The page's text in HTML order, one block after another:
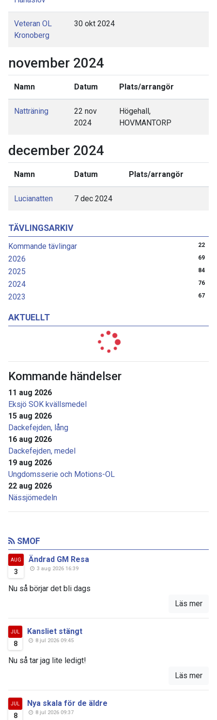
TÄVLINGSARKIV
Kommande tävlingar 22
2026 69
2025 84
2024 76
2023 67
AKTUELLT
Kommande händelser
11 aug 2026
Eksjö SOK kvällsmedel
15 aug 2026
Dackefejden, lång
16 aug 2026
Dackefejden, medel
19 aug 2026
Ungdomsserie och Motions-OL
22 aug 2026
Nässjömedeln
Veteran OL
Kronoberg
30 okt 2024
november 2024
Namn Datum Plats/arrangör
Natträning
22 nov
2024
Högehall,
HOVMANTORP
december 2024
Namn Datum Plats/arrangör
Lucianatten 7 dec 2024
SMOF
AUG
3
Ändrad GM Resa
3 aug 2026 16:39
Nu så börjar det bli dags
Läs mer
JUL
8
Kansliet stängt
8 jul 2026 09:45
Nu så tar jag lite ledigt!
Läs mer
JUL
8
Nya skala för de äldre
8 jul 2026 09:37